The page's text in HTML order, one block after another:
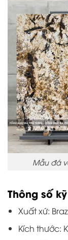
Mẫu đá
Thông số
Xuất xứ:
Kích thước: